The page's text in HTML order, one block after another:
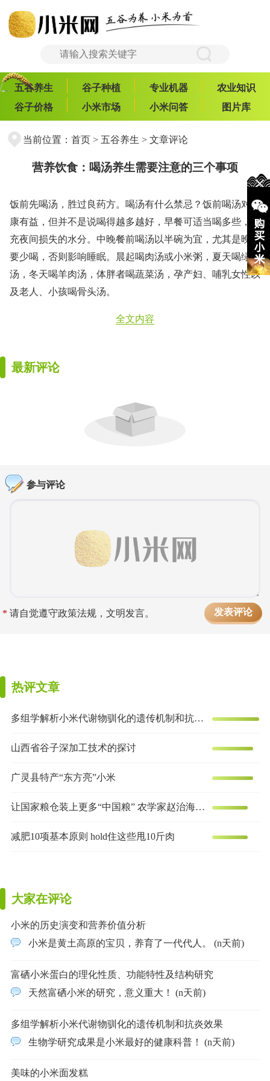
五谷养生 谷子种植 专业机器
农业知识
谷子价格
小米市场 小米问答 图片库
当前位置： 首页> 五谷养生 > 文章评论
营养饮食：喝汤养生需要注意的三个事项
饭前先喝汤，胜过良药方。喝汤有什么禁忌？饭前喝汤对健
康有益，但并不是说喝得越多越好，早餐可适当喝多些，补
充夜间损失的水分。中晚餐前喝汤以半碗为宜，尤其是晚上
要少喝，否则影响睡眠。晨起喝肉汤或小米粥，夏天喝绿豆
汤，冬天喝羊肉汤，体胖者喝蔬菜汤，孕产妇、哺乳女性以
及老人、小孩喝骨头汤。
全文内容
最新评论
参与评论
* 请自觉遵守政策法规，文明发言。
热评文章
多组学解析小米代谢物驯化的遗传机制和抗炎效果
山西省谷子深加工技术的探讨
广灵县特产“东方亮”小米
让国家粮仓装上更多“中国粮” 农学家赵治海的谷子梦
减肥10项基本原则 hold住这些甩10斤肉
大家在评论
小米的历史演变和营养价值分析
小米是黄土高原的宝贝，养育了一代代人。 (n天前)
富硒小米蛋白的理化性质、功能特性及结构研究
天然富硒小米的研究，意义重大！ (n天前)
多组学解析小米代谢物驯化的遗传机制和抗炎效果
生物学研究成果是小米最好的健康科普！ (n天前)
美味的小米面发糕